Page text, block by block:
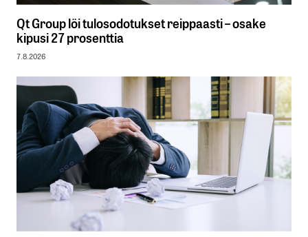
Qt Group löi tulosodotukset reippaasti – osake
kipusi 27 prosenttia
7.8.2026